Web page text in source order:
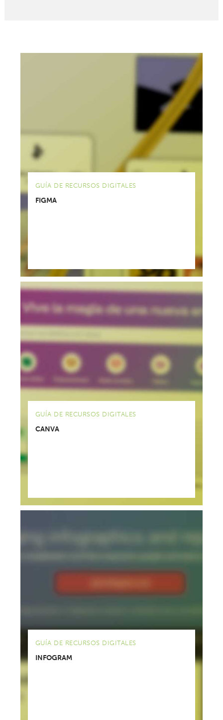
GUÍA DE RECURSOS DIGITALES
FIGMA
GUÍA DE RECURSOS DIGITALES
CANVA
GUÍA DE RECURSOS DIGITALES
INFOGRAM